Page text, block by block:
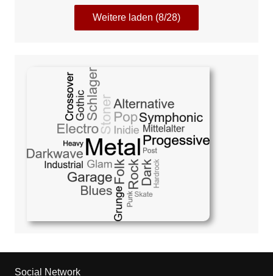
Weitere laden (8/28)
Social Network